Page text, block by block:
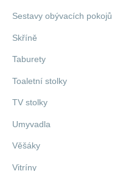
Sestavy obývacích pokojů
Skříně
Taburety
Toaletní stolky
TV stolky
Umyvadla
Věšáky
Vitríny